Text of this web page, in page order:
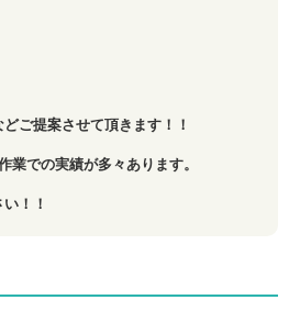
ご提案させて頂きます！！
業での実績が多々あります。
！！